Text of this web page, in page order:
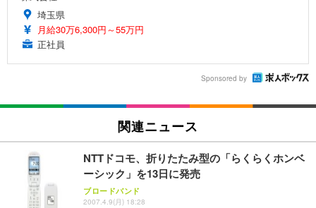
埼玉県
月給30万6,300円～55万円
正社員
Sponsored by
関連ニュース
NTTドコモ、折りたたみ型の「らくらくホンベ
ーシック」を13日に発売
ブロードバンド
2007.4.9(月) 18:28